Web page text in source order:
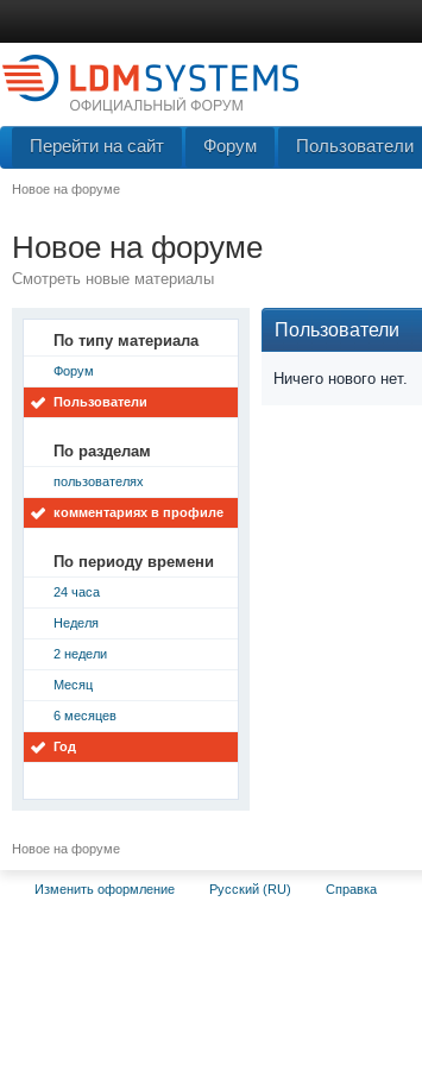
Перейти на сайт Форум Пользователи
Новое на форуме
Новое на форуме
Смотреть новые материалы
По типу материала
Форум
Пользователи
По разделам
пользователях
комментариях в профиле
По периоду времени
24 часа
Неделя
2 недели
Месяц
6 месяцев
Год
Пользователи
Ничего нового нет.
Новое на форуме
Изменить оформление Русский (RU) Справка